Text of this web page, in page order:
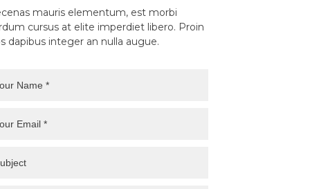
mauris elementum, est morbi
cursus at elite imperdiet libero. Proin
dapibus integer an nulla augue.